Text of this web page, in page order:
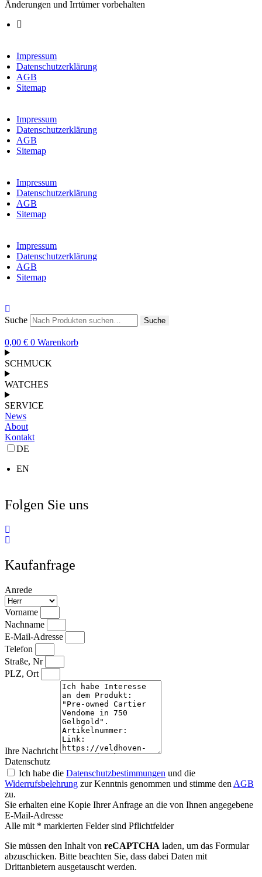
Änderungen und Irrtümer vorbehalten
Impressum
Datenschutzerklärung
AGB
Sitemap
Impressum
Datenschutzerklärung
AGB
Sitemap
Impressum
Datenschutzerklärung
AGB
Sitemap
Impressum
Datenschutzerklärung
AGB
Sitemap
Suche Suche
0,00 € 0 Warenkorb
SCHMUCK
WATCHES
SERVICE
News
About
Kontakt
DE
EN
Folgen Sie uns
Kaufanfrage
Anrede
Vorname
Nachname
E-Mail-Adresse
Telefon
Straße, Nr
PLZ, Ort
Ihre Nachricht
Datenschutz
Ich habe die Datenschutzbestimmungen und die
Widerrufsbelehrung zur Kenntnis genommen und stimme den AGB
zu.
Sie erhalten eine Kopie Ihrer Anfrage an die von Ihnen angegebene
E-Mail-Adresse
Alle mit * markierten Felder sind Pflichtfelder
Sie müssen den Inhalt von reCAPTCHA laden, um das Formular
abzuschicken. Bitte beachten Sie, dass dabei Daten mit
Drittanbietern ausgetauscht werden.